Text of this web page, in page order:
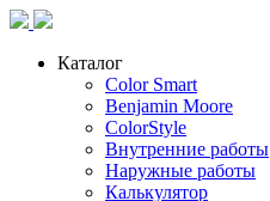
Каталог
Color Smart
Benjamin Moore
ColorStyle
Внутренние работы
Наружные работы
Калькулятор